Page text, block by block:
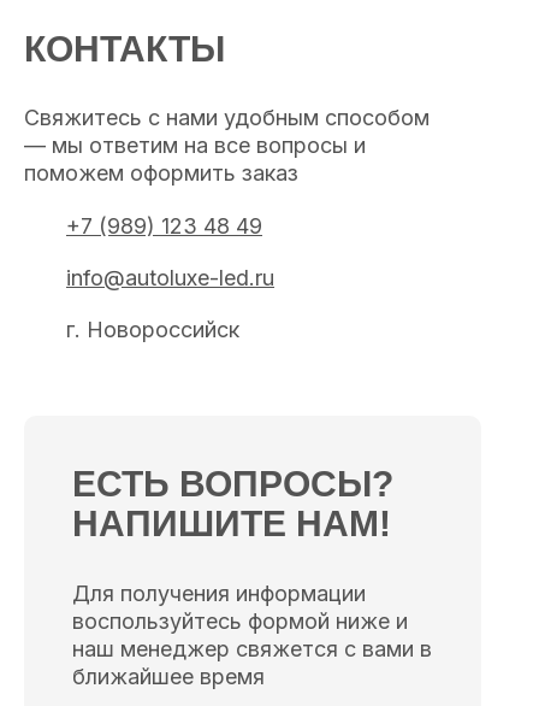
КОНТАКТЫ
ЕСТЬ ВОПРОСЫ?
НАПИШИТЕ НАМ!
Свяжитесь с нами удобным способом
— мы ответим на все вопросы и
поможем оформить заказ
Для получения информации
воспользуйтесь формой ниже и
наш менеджер свяжется с вами в
ближайшее время
+7 (989) 123 48 49
info@autoluxe-led.ru
г. Новороссийск